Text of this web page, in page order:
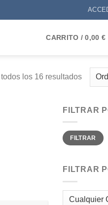
CARRITO /0,00 €
los 16 resultados
por
últimos
FILTRAR
Precio
mínimo
Precio
máximo
FILTRAR
FILTRAR